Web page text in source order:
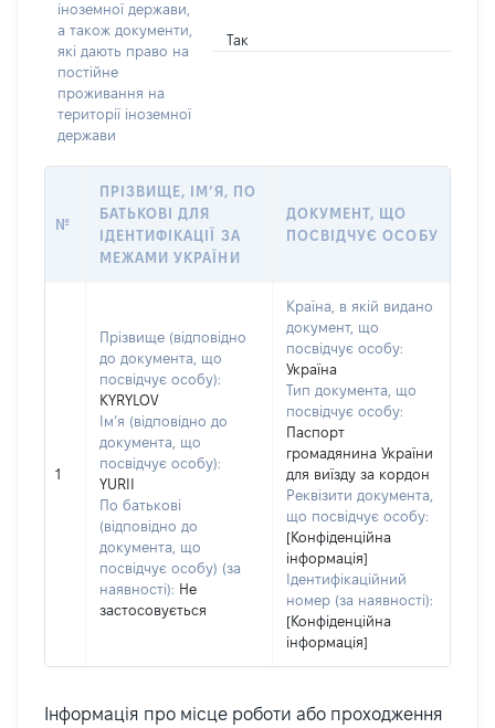
іноземної держави,
а також документи,
які дають право на
постійне
проживання на
території іноземної
держави
Так
№
ПРІЗВИЩЕ, ІМ’Я, ПО
БАТЬКОВІ ДЛЯ
ІДЕНТИФІКАЦІЇ ЗА
МЕЖАМИ УКРАЇНИ
ДОКУМЕНТ, ЩО
ПОСВІДЧУЄ ОСОБУ
1
Прізвище (відповідно
до документа, що
посвідчує особу):
KYRYLOV
Ім’я (відповідно до
документа, що
посвідчує особу):
YURII
По батькові
(відповідно до
документа, що
посвідчує особу) (за
наявності): Не
застосовується
Країна, в якій видано
документ, що
посвідчує особу:
Україна
Тип документа, що
посвідчує особу:
Паспорт
громадянина України
для виїзду за кордон
Реквізити документа,
що посвідчує особу:
[Конфіденційна
інформація]
Ідентифікаційний
номер (за наявності):
[Конфіденційна
інформація]
Інформація про місце роботи або проходження